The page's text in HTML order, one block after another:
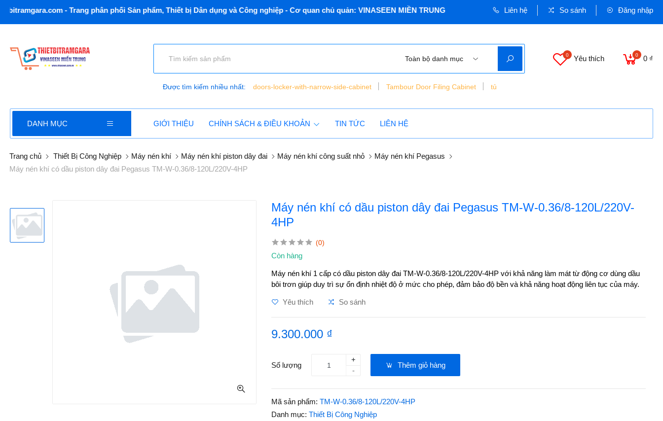
- Trang phân phối Sản phẩm, Thiết bị Dân dụng và Công nghiệp - Cơ quan chủ quản: VINASEEN MIỀN TRUNG Liên hệ So sánh Đăng nhập
Toàn bộ danh mục
Được tìm kiếm nhiều nhất: doors-locker-with-narrow-side-cabinet Tambour Door Filing Cabinet
tủ
0 Yêu thích 0 0 ₫
DANH MỤC GIỚI THIỆU CHÍNH SÁCH & ĐIỀU KHOẢN TIN TỨC LIÊN HỆ
Trang chủ Thiết Bị Công Nghiệp Máy nén khí Máy nén khí piston dây đai Máy nén khí công suất nhỏ
Máy nén khí Pegasus
Máy nén khí có dầu piston dây đai Pegasus TM-W-0.36/8-120L/220V-4HP
Máy nén khí có dầu piston dây đai Pegasus TM-W-0.36/8-120L/220V-
4HP
(0)
Còn hàng
Máy nén khí 1 cấp có dầu piston dây đai TM-W-0.36/8-120L/220V-4HP với khả năng làm mát từ động cơ dùng dầu
bôi trơn giúp duy trì sự ổn định nhiệt độ ở mức cho phép, đảm bảo độ bền và khả năng hoạt động liên tục của máy.
Yêu thích So sánh
9.300.000 ₫
Số lượng
+
-
Thêm giỏ hàng
Mã sản phẩm: TM-W-0.36/8-120L/220V-4HP
Danh mục: Thiết Bị Công Nghiệp